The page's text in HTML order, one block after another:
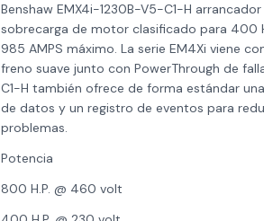
Benshaw EMX4i-1230B-V5-C1-H
sobrecarga de motor clasificado para 400
985 AMPS máximo. La serie EM4Xi viene
freno suave junto con PowerThrough de
C1-H también ofrece de forma estándar
de datos y un registro de eventos para
problemas.
Potencia
800 H.P. @ 460 volt